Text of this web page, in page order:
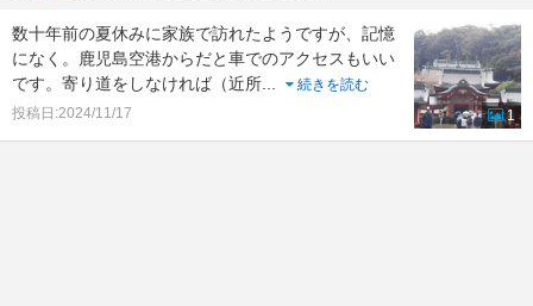
数十年前の夏休みに家族で訪れたようですが、記憶
になく。鹿児島空港からだと車でのアクセスもいい
です。寄り道をしなければ（近所
続きを読む
投稿日:2024/11/17
1